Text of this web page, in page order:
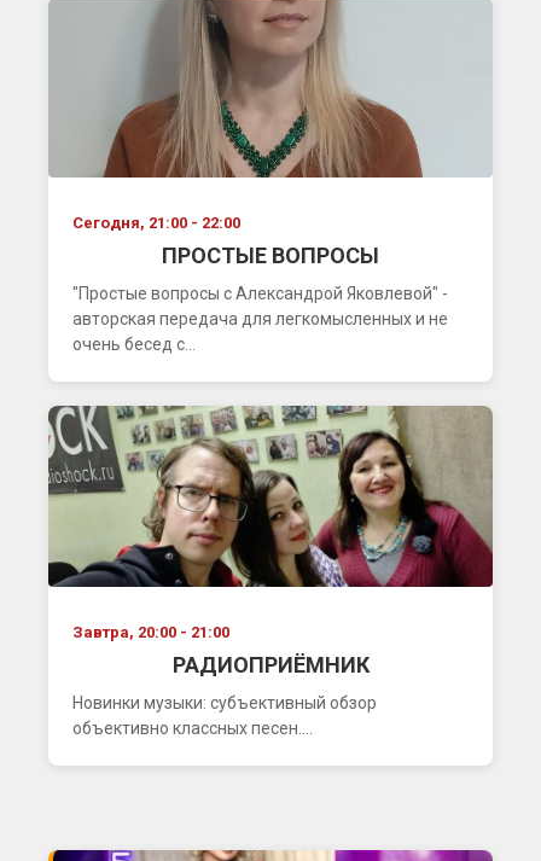
Сегодня, 21:00 - 22:00
ПРОСТЫЕ ВОПРОСЫ
"Простые вопросы с Александрой Яковлевой" -
авторская передача для легкомысленных и не
очень бесед с...
Завтра, 20:00 - 21:00
РАДИОПРИЁМНИК
Новинки музыки: субъективный обзор
объективно классных песен....